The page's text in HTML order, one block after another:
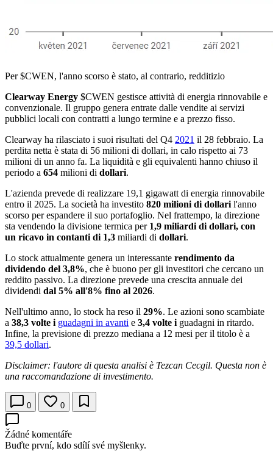
Per$CWEN, l'anno scorso è stato, al contrario, redditizio
Clearway Energy $CWEN gestisce attività di energia rinnovabile e
convenzionale. Il gruppo genera entrate dalle vendite ai servizi
pubblici locali con contratti a lungo termine e a prezzo fisso.
Clearway ha rilasciato i suoi risultati del Q4 2021 il 28 febbraio. La
perdita netta è stata di 56 milioni di dollari, in calo rispetto ai 73
milioni di un anno fa. La liquidità e gli equivalenti hanno chiuso il
periodo a 654 milioni di dollari.
L'azienda prevede di realizzare 19,1 gigawatt di energia rinnovabile
entro il 2025. La società ha investito 820 milioni di dollari l'anno
scorso per espandere il suo portafoglio. Nel frattempo, la direzione
sta vendendo la divisione termica per 1,9 miliardi di dollari, con
un ricavo in contanti di 1,3 miliardi di dollari.
Lo stock attualmente genera un interessante rendimento da
dividendo del 3,8%, che è buono per gli investitori che cercano un
reddito passivo. La direzione prevede una crescita annuale dei
dividendi dal 5% all'8% fino al 2026.
Nell'ultimo anno, lo stock ha reso il 29%. Le azioni sono scambiate
a 38,3 volte i guadagni in avanti e 3,4 volte i guadagni in ritardo.
Infine, la previsione di prezzo mediana a 12 mesi per il titolo è a
39,5 dollari.
Disclaimer: l'autore di questa analisi è Tezcan Cecgil. Questa non è
una raccomandazione di investimento.
0 0
Žádné komentáře
Buďte první, kdo sdílí své myšlenky.